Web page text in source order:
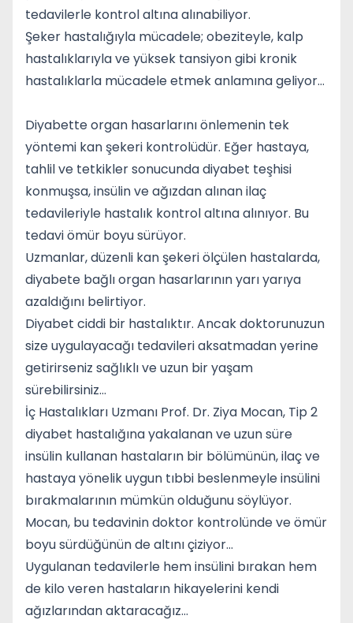
tedavilerle kontrol altına alınabiliyor.
Şeker hastalığıyla mücadele; obeziteyle, kalp
hastalıklarıyla ve yüksek tansiyon gibi kronik
hastalıklarla mücadele etmek anlamına geliyor…
Diyabette organ hasarlarını önlemenin tek
yöntemi kan şekeri kontrolüdür. Eğer hastaya,
tahlil ve tetkikler sonucunda diyabet teşhisi
konmuşsa, insülin ve ağızdan alınan ilaç
tedavileriyle hastalık kontrol altına alınıyor. Bu
tedavi ömür boyu sürüyor.
Uzmanlar, düzenli kan şekeri ölçülen hastalarda,
diyabete bağlı organ hasarlarının yarı yarıya
azaldığını belirtiyor.
Diyabet ciddi bir hastalıktır. Ancak doktorunuzun
size uygulayacağı tedavileri aksatmadan yerine
getirirseniz sağlıklı ve uzun bir yaşam
sürebilirsiniz…
İç Hastalıkları Uzmanı Prof. Dr. Ziya Mocan, Tip 2
diyabet hastalığına yakalanan ve uzun süre
insülin kullanan hastaların bir bölümünün, ilaç ve
hastaya yönelik uygun tıbbi beslenmeyle insülini
bırakmalarının mümkün olduğunu söylüyor.
Mocan, bu tedavinin doktor kontrolünde ve ömür
boyu sürdüğünün de altını çiziyor…
Uygulanan tedavilerle hem insülini bırakan hem
de kilo veren hastaların hikayelerini kendi
ağızlarından aktaracağız…